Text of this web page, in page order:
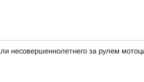
несовершеннолетнего за рулем